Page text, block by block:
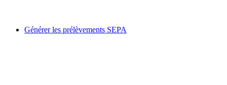
Générer les prélèvements SEPA